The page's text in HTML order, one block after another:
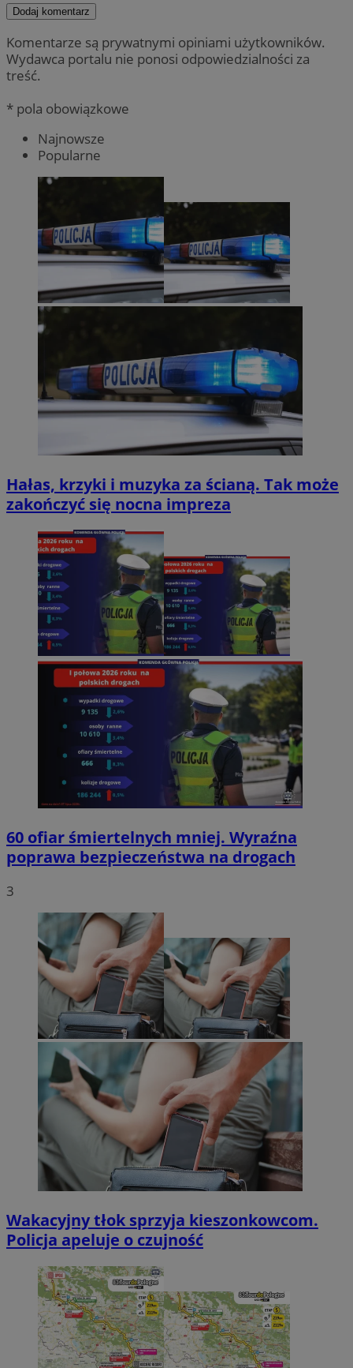
Dodaj komentarz
Komentarze są prywatnymi opiniami użytkowników.
Wydawca portalu nie ponosi odpowiedzialności za
treść.
* pola obowiązkowe
Najnowsze
Popularne
Hałas, krzyki i muzyka za ścianą. Tak może
zakończyć się nocna impreza
60 ofiar śmiertelnych mniej. Wyraźna
poprawa bezpieczeństwa na drogach
3
Wakacyjny tłok sprzyja kieszonkowcom.
Policja apeluje o czujność